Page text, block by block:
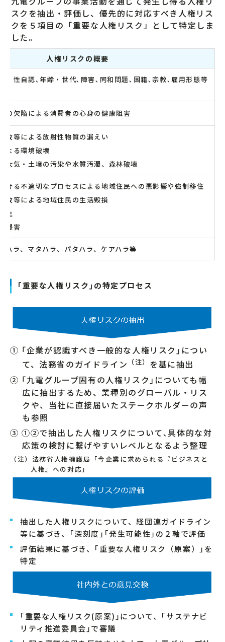
スクを抽出・評価し、優先的に対応すべき人権リス
クを５項目の「重要な人権リスク」として特定しま
した。
人権リスクの概要
・性自認､年齢・世代､障害､同和問題､国籍､宗教､雇用形態等
の欠陥による消費者の心身の健康阻害
故等による放射性物質の漏えい
よる環境破壊
大気・土壌の汚染や水質汚濁、森林破壊
ける不適切なプロセスによる地域住民への悪影響や強制移住
故等による地域住民の生活毀損
生
侵害
ハラ、マタハラ、パタハラ、ケアハラ等
｢重要な人権リスク｣の特定プロセス
① ｢企業が認識すべき一般的な人権リスク｣につい
て、法務省のガイドライン （注） を基に抽出
② ｢九電グループ固有の人権リスク｣についても幅
広に抽出するため、業種別のグローバル・リス
クや、当社に直接届いたステークホルダーの声
も参照
③ ①②で抽出した人権リスクについて､具体的な対
応策の検討に繋げやすいレベルとなるよう整理
（注）法務省人権擁護局「今企業に求められる『ビジネスと
人権』への対応」
抽出した人権リスクについて、経団連ガイドライン
等に基づき、｢深刻度｣｢発生可能性｣の２軸で評価
評価結果に基づき、｢重要な人権リスク（原案）｣を
特定
｢重要な人権リスク(原案)｣について、｢サステナビ
リティ推進委員会｣で審議